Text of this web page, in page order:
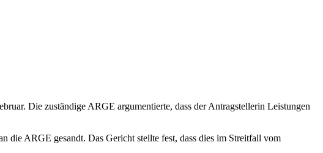
Die zuständige ARGE argumentierte, dass der Antragstellerin Leistungen
die ARGE gesandt. Das Gericht stellte fest, dass dies im Streitfall vom